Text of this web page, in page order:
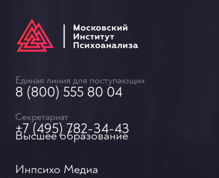
Единая линия для поступающих
8 (800) 555 80 04
Секретариат
+7 (495) 782-34-43
Высшее образование
Инпсихо Медиа